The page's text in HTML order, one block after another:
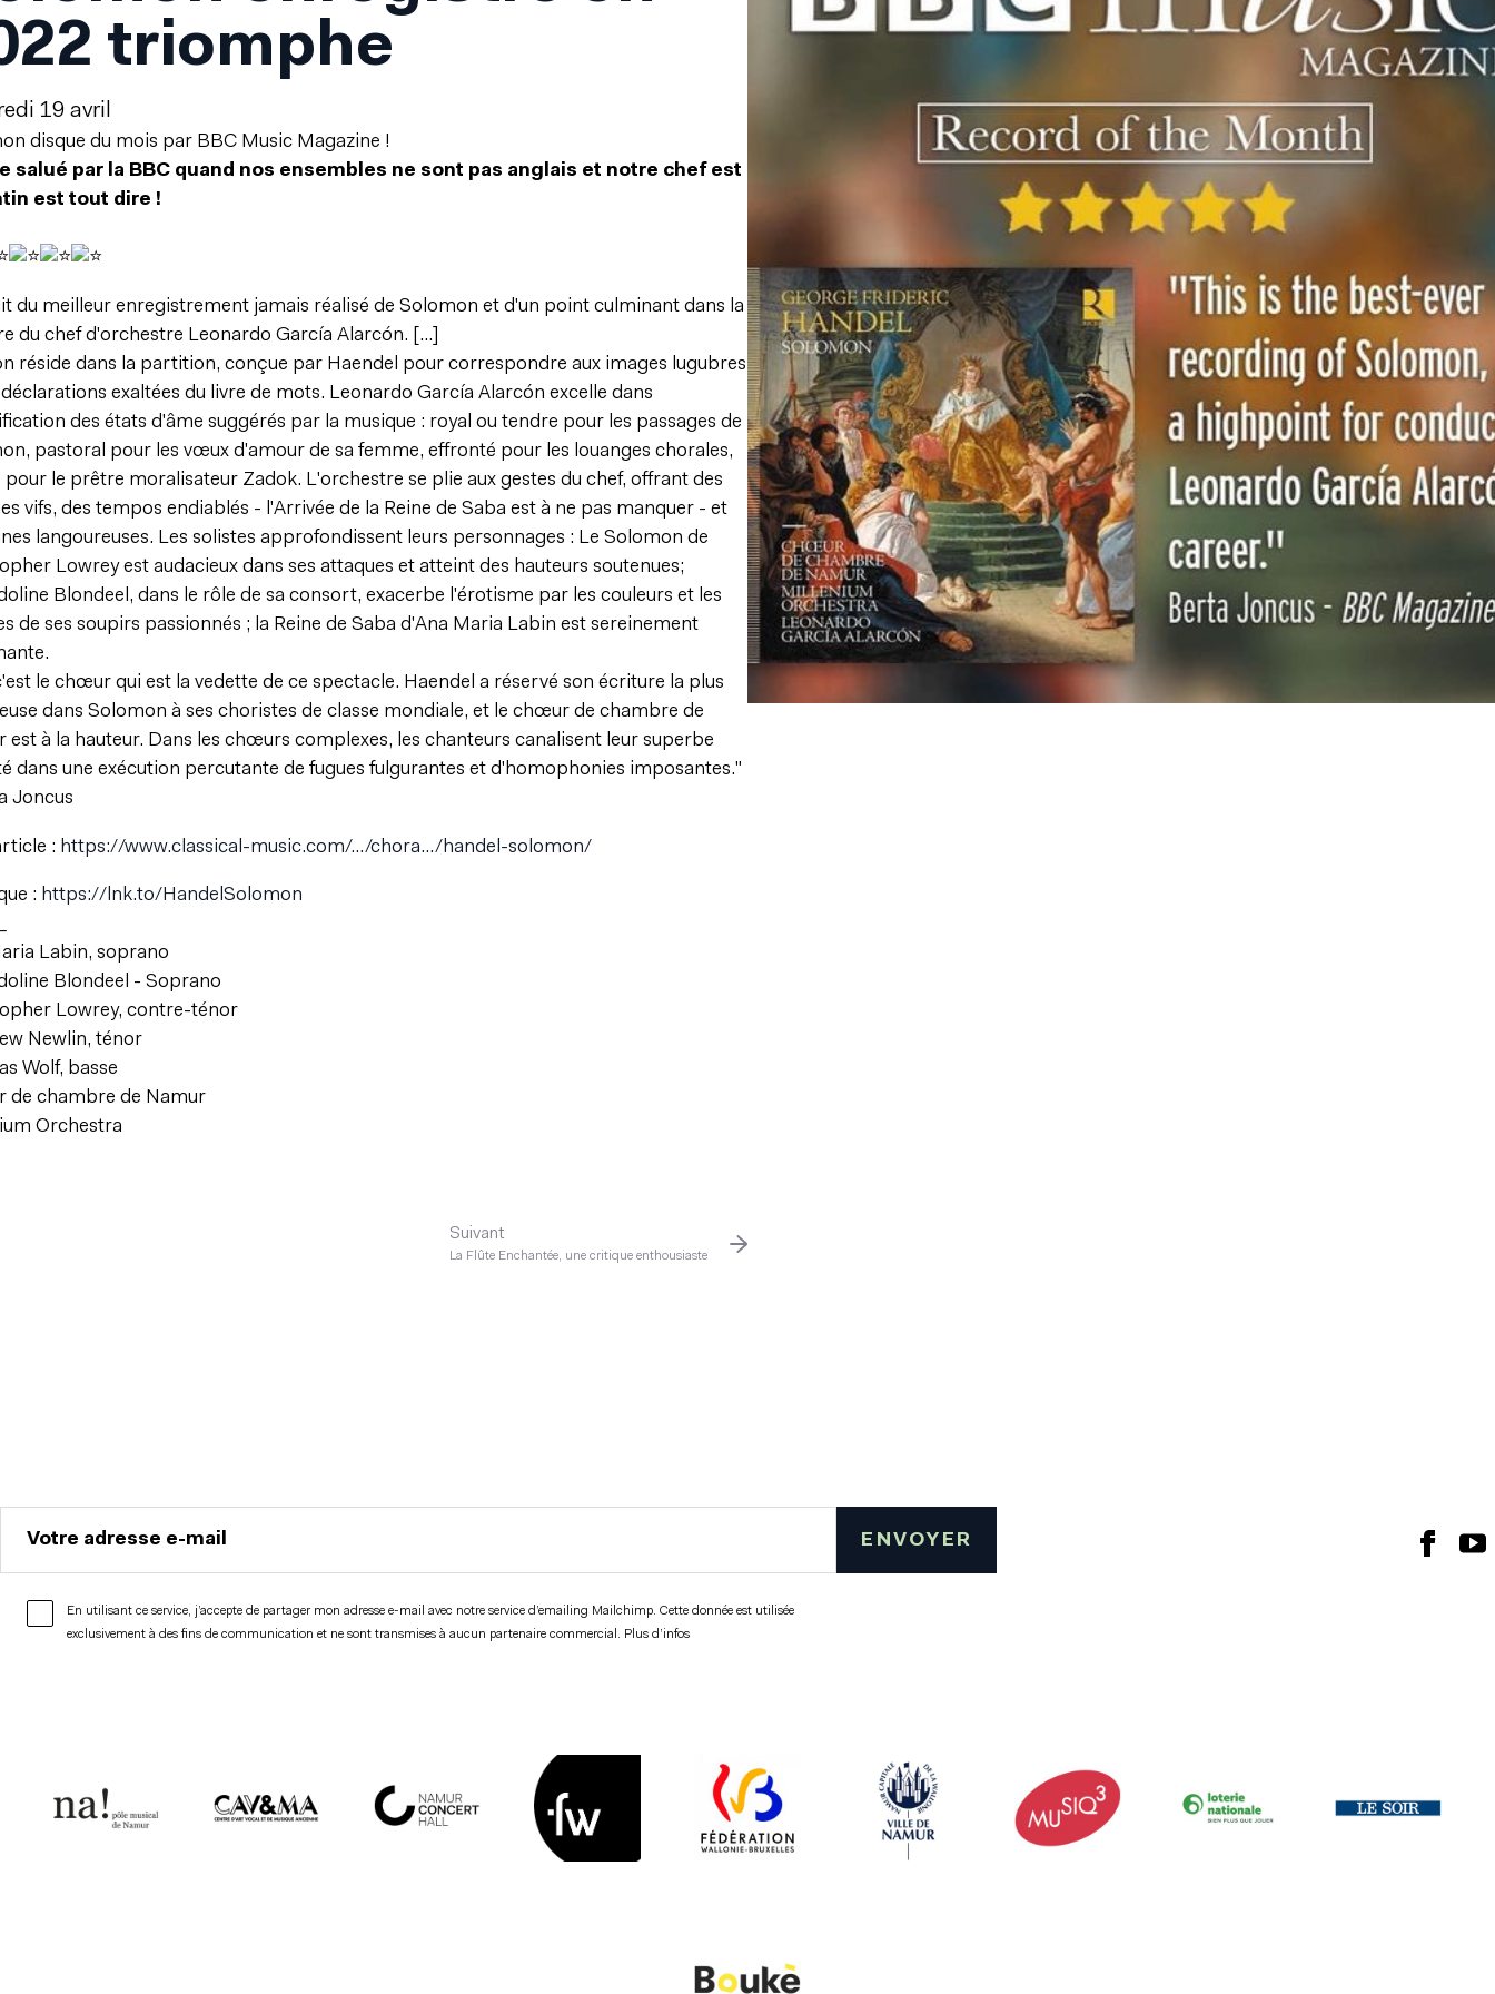
triomphe
19 avril
disque du mois par BBC Music Magazine !
salué par la BBC quand nos ensembles ne sont pas anglais et notre chef est
est tout dire !
du meilleur enregistrement jamais réalisé de Solomon et d'un point culminant dans la
du chef d'orchestre Leonardo García Alarcón. [...]
réside dans la partition, conçue par Haendel pour correspondre aux images lugubres
exaltées du livre de mots. Leonardo García Alarcón excelle dans
des états d'âme suggérés par la musique : royal ou tendre pour les passages de
pastoral pour les vœux d'amour de sa femme, effronté pour les louanges chorales,
pour le prêtre moralisateur Zadok. L'orchestre se plie aux gestes du chef, offrant des
vifs, des tempos endiablés - l'Arrivée de la Reine de Saba est à ne pas manquer - et
langoureuses. Les solistes approfondissent leurs personnages : Le Solomon de
Lowrey est audacieux dans ses attaques et atteint des hauteurs soutenues;
Blondeel, dans le rôle de sa consort, exacerbe l'érotisme par les couleurs et les
de ses soupirs passionnés ; la Reine de Saba d'Ana Maria Labin est sereinement
le chœur qui est la vedette de ce spectacle. Haendel a réservé son écriture la plus
dans Solomon à ses choristes de classe mondiale, et le chœur de chambre de
est à la hauteur. Dans les chœurs complexes, les chanteurs canalisent leur superbe
dans une exécution percutante de fugues fulgurantes et d'homophonies imposantes."
Joncus
: https://www.classical-music.com/.../chora.../handel-solomon/
: https://lnk.to/HandelSolomon
Labin, soprano
Blondeel - Soprano
Lowrey, contre-ténor
Newlin, ténor
Wolf, basse
de chambre de Namur
Orchestra
Suivant
La Flûte Enchantée, une critique enthousiaste
Votre adresse e-mail
En utilisant ce service, j’accepte de partager mon adresse e-mail avec notre service d’emailing Mailchimp. Cette donnée est utilisée
exclusivement à des fins de communication et ne sont transmises à aucun partenaire commercial. Plus d’infos
ENVOYER